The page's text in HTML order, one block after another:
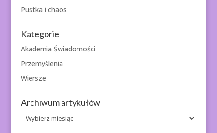
Pustka i chaos
Kategorie
Akademia Świadomości
Przemyślenia
Wiersze
Archiwum artykułów
Archiwum
artykułów